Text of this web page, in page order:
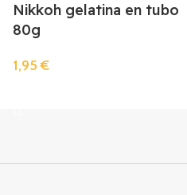
Nikkoh gelatina en tubo
80g
1,95€